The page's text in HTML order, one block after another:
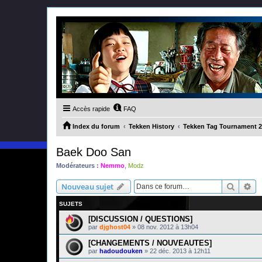
Accès rapide FAQ
Index du forum Tekken History Tekken Tag Tournament 2
Baek Doo San
Modérateurs : Nemmo Modz
Nouveau sujet
SUJETS
[DISCUSSION / QUESTIONS]
par djghost04 » 08 nov. 2012 à 13h04
[CHANGEMENTS / NOUVEAUTES]
par hadoudouken » 22 déc. 2013 à 12h11